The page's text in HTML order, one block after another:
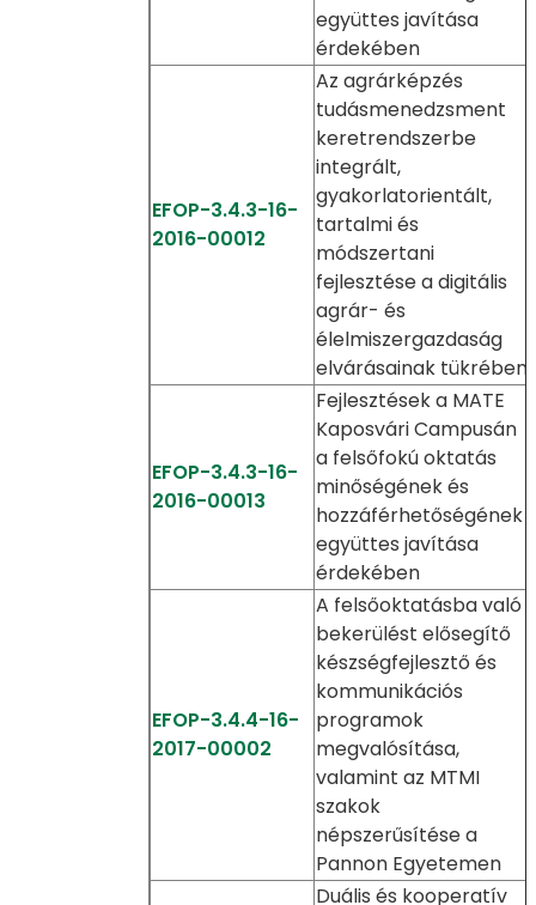
együttes javítása
érdekében
EFOP-3.4.3-16-
2016-00012
Az agrárképzés
tudásmenedzsment
keretrendszerbe
integrált,
gyakorlatorientált,
tartalmi és
módszertani
fejlesztése a digitális
agrár- és
élelmiszergazdaság
elvárásainak tükrében
EFOP-3.4.3-16-
2016-00013
Fejlesztések a MATE
Kaposvári Campusán
a felsőfokú oktatás
minőségének és
hozzáférhetőségének
együttes javítása
érdekében
EFOP-3.4.4-16-
2017-00002
A felsőoktatásba való
bekerülést elősegítő
készségfejlesztő és
kommunikációs
programok
megvalósítása,
valamint az MTMI
szakok
népszerűsítése a
Pannon Egyetemen
Duális és kooperatív